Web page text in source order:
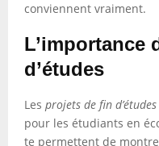
conviennent vraiment.
L’importance
d’études
Les projets de fin d’études
pour les étudiants en
te permettent de